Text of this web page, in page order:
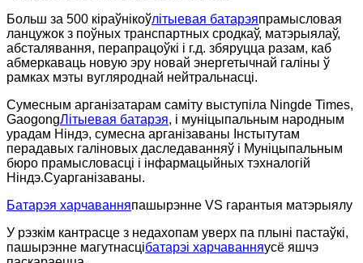
Больш за 500 кіраўнікоўлітыевая батарэяпрамысловая
ланцужок з поўных транспартных сродкаў, матэрыялаў,
абсталявання, перапрацоўкі і г.д. збяруцца разам, каб
абмеркаваць новую эру новай энергетычнай галіны ў
рамках мэты вугляроднай нейтральнасці.
Сумесным арганізатарам саміту выступіла Ningde Times,
GaogongЛітыевая батарэя, і муніцыпальным народным
урадам Ніндэ, сумесна арганізаваны Інстытутам
перадавых галіновых даследаванняў і Муніцыпальным
бюро прамысловасці і інфармацыйных тэхналогій
Ніндэ.Суарганізаваны.
Батарэя харчаванняпашырэнне VS гарантыя матэрыялу
У рэзкім кантрасце з недахопам уверх па плыні пастаўкі,
пашырэнне магутнасцібатарэі харчаванняусё яшчэ